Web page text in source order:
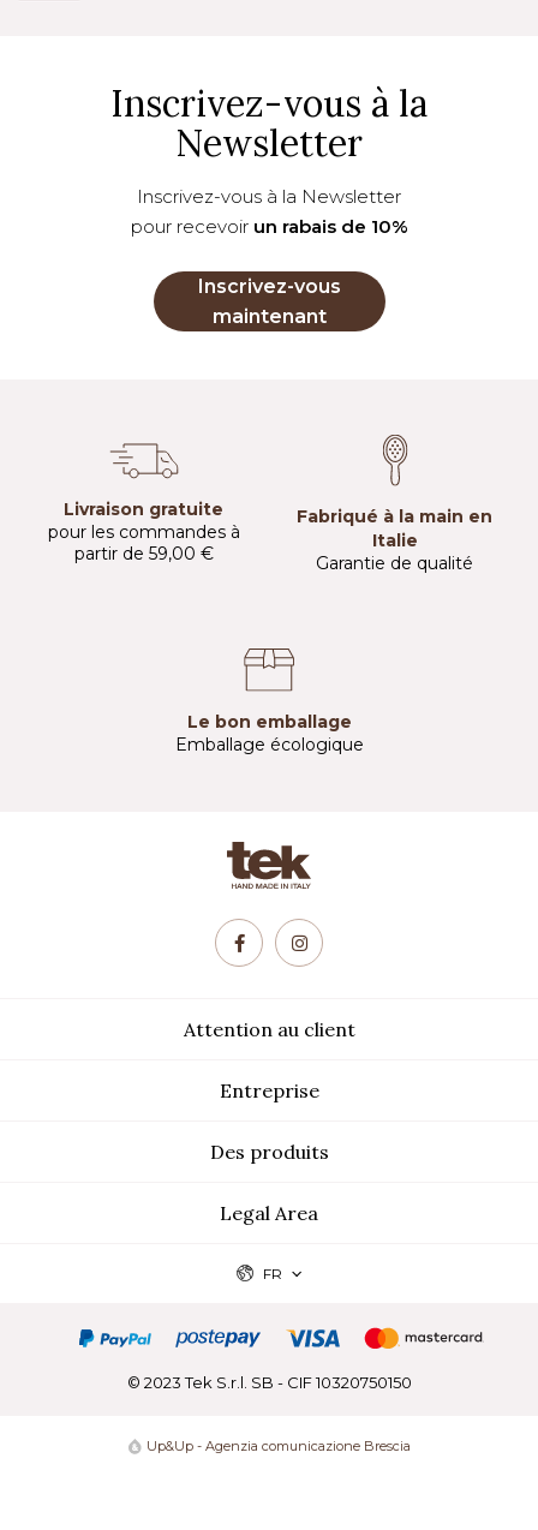
Inscrivez-vous à la
Newsletter
Inscrivez-vous à la Newsletter
pour recevoir un rabais de 10%
Inscrivez-vous
maintenant
Livraison gratuite
pour les commandes à
partir de 59,00 €
Fabriqué à la main en
Italie
Garantie de qualité
Le bon emballage
Emballage écologique
Attention au client
Legal Area
Entreprise
Des produits
FR
© 2023 Tek S.r.l. SB - CIF 10320750150
Up&Up - Agenzia comunicazione Brescia